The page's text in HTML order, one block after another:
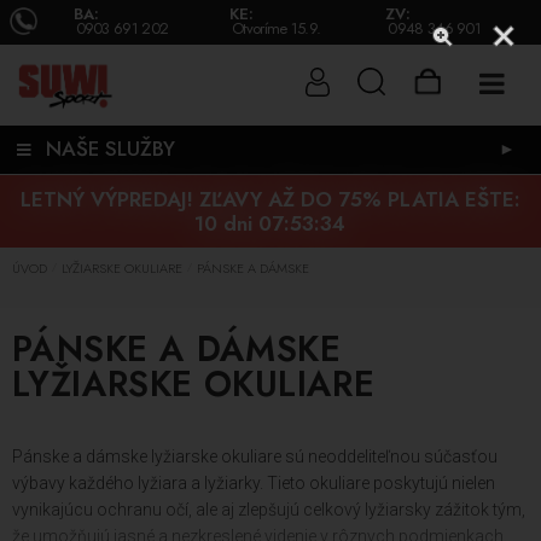
BA:
0903 691 202
KE:
Otvoríme 15.9.
ZV:
0948 346 901
NAŠE SLUŽBY ►
LETNÝ VÝPREDAJ! ZĽAVY AŽ DO 75% PLATIA EŠTE:
10 dni 07:53:34
ÚVOD LYŽIARSKE OKULIARE PÁNSKE A DÁMSKE
PÁNSKE A DÁMSKE
LYŽIARSKE OKULIARE
Pánske a dámske lyžiarske okuliare sú neoddeliteľnou súčasťou
výbavy každého lyžiara a lyžiarky. Tieto okuliare poskytujú nielen
vynikajúcu ochranu očí, ale aj zlepšujú celkový lyžiarsky zážitok tým,
že umožňujú jasné a nezkreslené videnie v rôznych podmienkach.